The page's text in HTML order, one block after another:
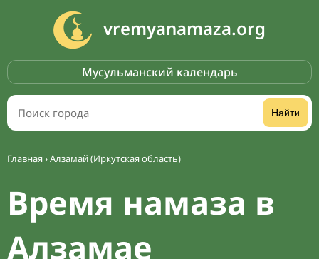
vremyanamaza.org
Мусульманский календарь
Найти
Главная›Алзамай (Иркутская область)
Время намаза в
Алзамае